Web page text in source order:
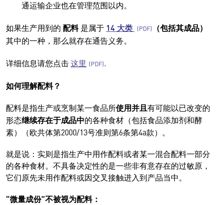
通运输企业也在管理范围以内。
如果生产用到的 配料是属于 14 大类 （包括其成品）
其中的一种，那么就存在通告义务。
详细信息请您点击这里 .
如何理解配料？
配料是指生产或烹制某一食品所使用并且有可能以已改变的
形态继续存在于成品中的各种食材（包括食品添加剂和酵
素）（欧共体第2000/13号准则第6条第4a款）。
就是说：实则是指生产中用作配料或者某一混合配料一部分
的各种食材。不具备决定性的是一些非有意存在的过敏原，
它们原先未用作配料或因交叉接触进入到产品当中。
“微量成份”不被视为配料：